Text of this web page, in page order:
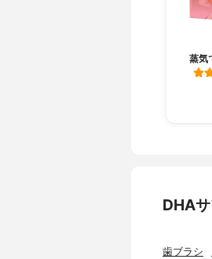
蒸気
DHA
歯ブラシ